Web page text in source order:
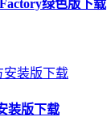
绿色版下载
装版下载